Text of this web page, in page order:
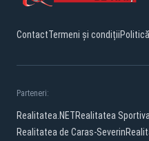
ContactTermeni și condiții
Parteneri:
Realitatea.NETRealitatea Sportiva
Realitatea de Caras-Severin